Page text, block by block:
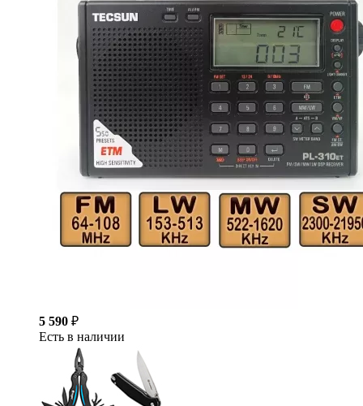
5 590 ₽
Есть в наличии